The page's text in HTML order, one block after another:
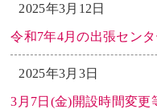
2025年3月12日
令和7年4月の出張セン
2025年3月3日
3月7日(金)開設時間変更